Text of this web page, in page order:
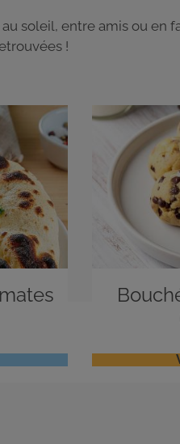
soleil, entre amis ou
!